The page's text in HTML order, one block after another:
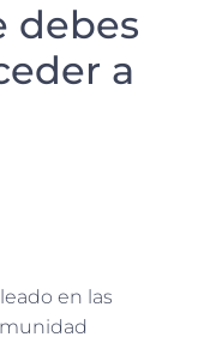
debes
a
en las